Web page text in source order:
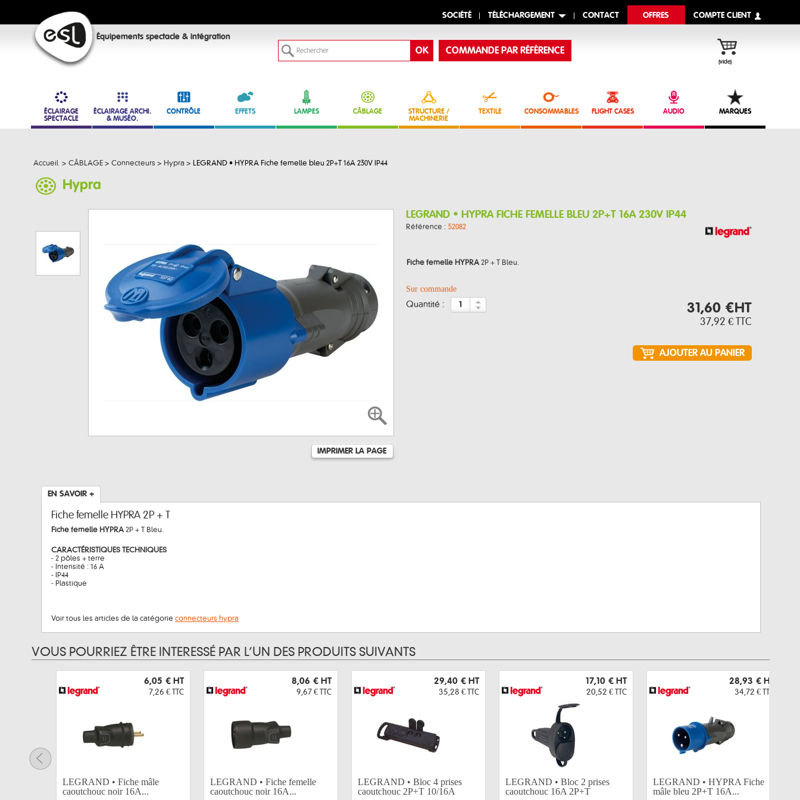
SOCIÉTÉ TÉLÉCHARGEMENT CONTACT OFFRES COMPTE CLIENT
Équipements spectacle & intégration
(vide)
COMMANDE PAR RÉFÉRENCE
ÉCLAIRAGE
SPECTACLE
ÉCLAIRAGE ARCHI.
& MUSÉO.
CONTRÔLE EFFETS LAMPES CÂBLAGE
STRUCTURE /
MACHINERIE
TEXTILE CONSOMMABLES FLIGHT CASES AUDIO MARQUES
Accueil > CÂBLAGE > Connecteurs > Hypra > LEGRAND • HYPRA Fiche femelle bleu 2P+T 16A 230V IP44
Hypra
IMPRIMER LA PAGE
LEGRAND • HYPRA FICHE FEMELLE BLEU 2P+T 16A 230V IP44
Référence : 52082
Fiche femelle HYPRA 2P + T Bleu.
Sur commande
quantité : 31,60 €HT
37,92 € TTC
EN SAVOIR +
Fiche femelle HYPRA 2P + T
Fiche femelle HYPRA 2P + T Bleu.
CARACTÉRISTIQUES TECHNIQUES
- 2 pôles + terre
- Intensité : 16 A
- IP44
- Plastique
Voir tous les articles de la catégorie connecteurs hypra
VOUS POURRIEZ ÊTRE INTERESSÉ PAR L’UN DES PRODUITS SUIVANTS
6,05 € HT
7,26 € TTC
LEGRAND • Fiche mâle
caoutchouc noir 16A...
8,06 € HT
9,67 € TTC
LEGRAND • Fiche femelle
caoutchouc noir 16A...
29,40 € HT
35,28 € TTC
LEGRAND • Bloc 4 prises
caoutchouc 2P+T 10/16A
17,10 € HT
20,52 € TTC
LEGRAND • Bloc 2 prises
caoutchouc 16A 2P+T
28,93 € HT
34,72 € TTC
LEGRAND • HYPRA Fiche
mâle bleu 2P+T 16A...